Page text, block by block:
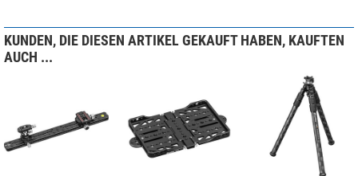
korrosionsbeständige Material zeichnet sich durch hohe Festigkeit und gute
Zähigkeit aus. Die Streckgrenze ist vergleichbar mit Baustahl. Alle Teile
. Auch hier macht Leofoto
KUNDEN, DIE DIESEN ARTIKEL GEKAUFT HABEN, KAUFTEN
AUCH ...